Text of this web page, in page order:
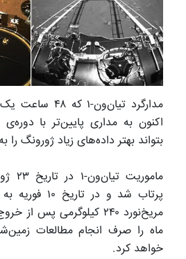
مدارگرد
بتواند بهتر داده‌های زیاد ژورونگ را
پرتاب شد و در
مریخ‌نورد ۲۴۰ کیلوگرمی
ماه را صرف انجام مطالعات
خواهد کرد.